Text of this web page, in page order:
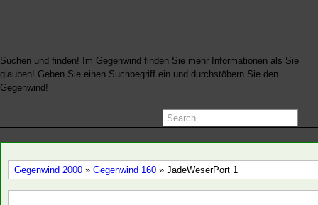
Suchen und finden! Im Gegenwind finden Sie mehr Informationen als Sie
glauben! Geben Sie einen Suchbegriff ein und durchstöbern Sie den
Gegenwind!
Gegenwind 2000 » Gegenwind 160 » JadeWeserPort 1